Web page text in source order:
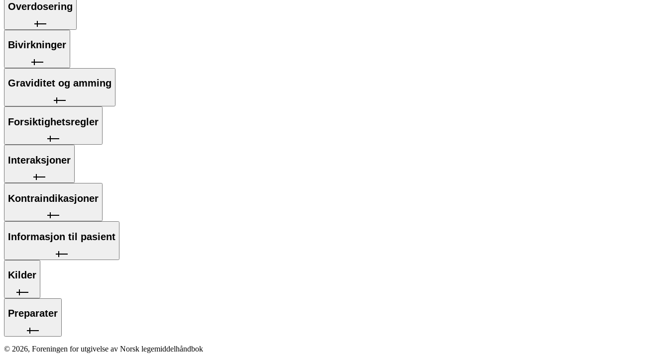
Overdosering
Bivirkninger
Graviditet og amming
Forsiktighetsregler
Interaksjoner
Kontraindikasjoner
Informasjon til pasient
Kilder
Preparater
© 2026, Foreningen for utgivelse av Norsk legemiddelhåndbok